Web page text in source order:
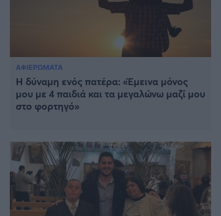
ΑΦΙΕΡΩΜΑΤΑ
Η δύναμη ενός πατέρα: «Έμεινα μόνος
μου με 4 παιδιά και τα μεγαλώνω μαζί μου
στο φορτηγό»